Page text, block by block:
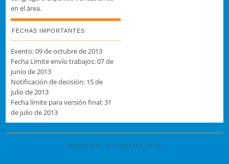
en el área.
FECHAS IMPORTANTES
Evento: 09 de octubre de 2013
Fecha Límite envío trabajos: 07 de
junio de 2013
Notificación de decisión: 15 de
julio de 2013
Fecha límite para versión final: 31
de julio de 2013
COPYRIGHT © CONCISA 2013